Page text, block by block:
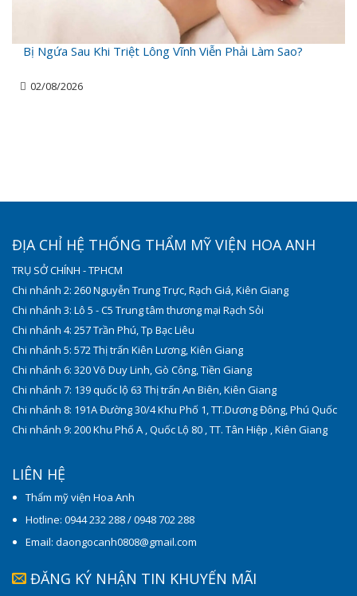
Bị Ngứa Sau Khi Triệt Lông Vĩnh Viễn Phải Làm Sao?
02/08/2026
ĐỊA CHỈ HỆ THỐNG THẨM MỸ VIỆN HOA ANH
TRỤ SỞ CHÍNH - TPHCM
Chi nhánh 2: 260 Nguyễn Trung Trực, Rạch Giá, Kiên Giang
Chi nhánh 3: Lô 5 - C5 Trung tâm thương mại Rạch Sỏi
Chi nhánh 4: 257 Trần Phú, Tp Bạc Liêu
Chi nhánh 5: 572 Thị trấn Kiên Lương, Kiên Giang
Chi nhánh 6: 320 Võ Duy Linh, Gò Công, Tiền Giang
Chi nhánh 7: 139 quốc lộ 63 Thị trấn An Biên, Kiên Giang
Chi nhánh 8: 191A Đường 30/4 Khu Phố 1, TT.Dương Đông, Phú Quốc
Chi nhánh 9: 200 Khu Phố A , Quốc Lộ 80 , TT. Tân Hiệp , Kiên Giang
LIÊN HỆ
Thẩm mỹ viện Hoa Anh
Hotline: 0944 232 288 / 0948 702 288
Email: daongocanh0808@gmail.com
ĐĂNG KÝ NHẬN TIN KHUYẾN MÃI